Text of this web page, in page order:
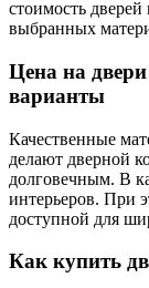
стоимость
выбранных
Цена на
варианты
Качественные
делают дверной
долговечным. В
интерьеров. При
доступной для
Как купить